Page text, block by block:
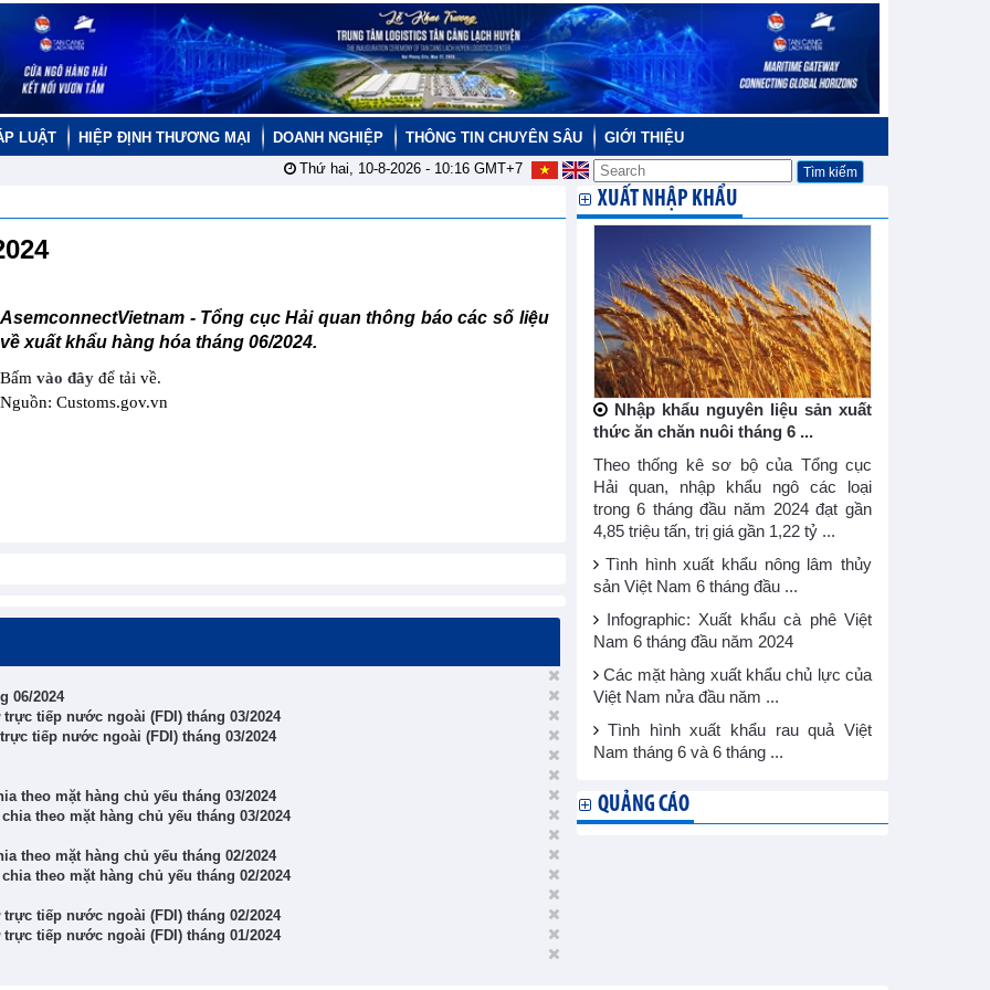
LUẬT HIỆP ĐỊNH THƯƠNG MẠI DOANH NGHIỆP THÔNG TIN CHUYÊN SÂU
GIỚI THIỆU
Thứ hai, 10-8-2026 - 10:16GMT+7
AsemconnectVietnam - Tổng cục Hải quan thông báo các số liệu
về xuất khẩu hàng hóa tháng 06/2024.
Bấm vào đây để tải về.
Nguồn: Customs.gov.vn
06/2024
tiếp nước ngoài (FDI) tháng 03/2024
tiếp nước ngoài (FDI) tháng 03/2024
theo mặt hàng chủ yếu tháng 03/2024
theo mặt hàng chủ yếu tháng 03/2024
theo mặt hàng chủ yếu tháng 02/2024
theo mặt hàng chủ yếu tháng 02/2024
tiếp nước ngoài (FDI) tháng 02/2024
tiếp nước ngoài (FDI) tháng 01/2024
XUẤT NHẬP KHẨU
Nhập khẩu nguyên liệu sản xuất
thức ăn chăn nuôi tháng 6 ...
Theo thống kê sơ bộ của Tổng cục
Hải quan, nhập khẩu ngô các loại
trong 6 tháng đầu năm 2024 đạt gần
4,85 triệu tấn, trị giá gần 1,22 tỷ ...
Tình hình xuất khẩu nông lâm thủy
sản Việt Nam 6 tháng đầu ...
Infographic: Xuất khẩu cà phê Việt
Nam 6 tháng đầu năm 2024
Các mặt hàng xuất khẩu chủ lực của
Việt Nam nửa đầu năm ...
Tình hình xuất khẩu rau quả Việt
Nam tháng 6 và 6 tháng ...
QUẢNG CÁO